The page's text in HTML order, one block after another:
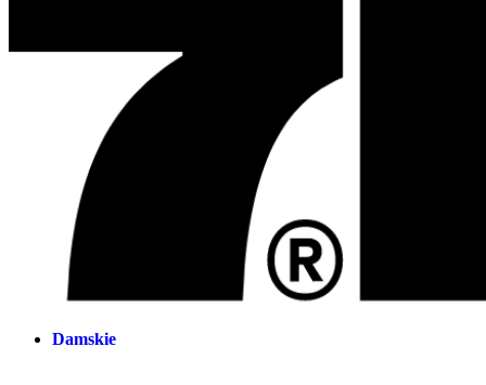
Damskie